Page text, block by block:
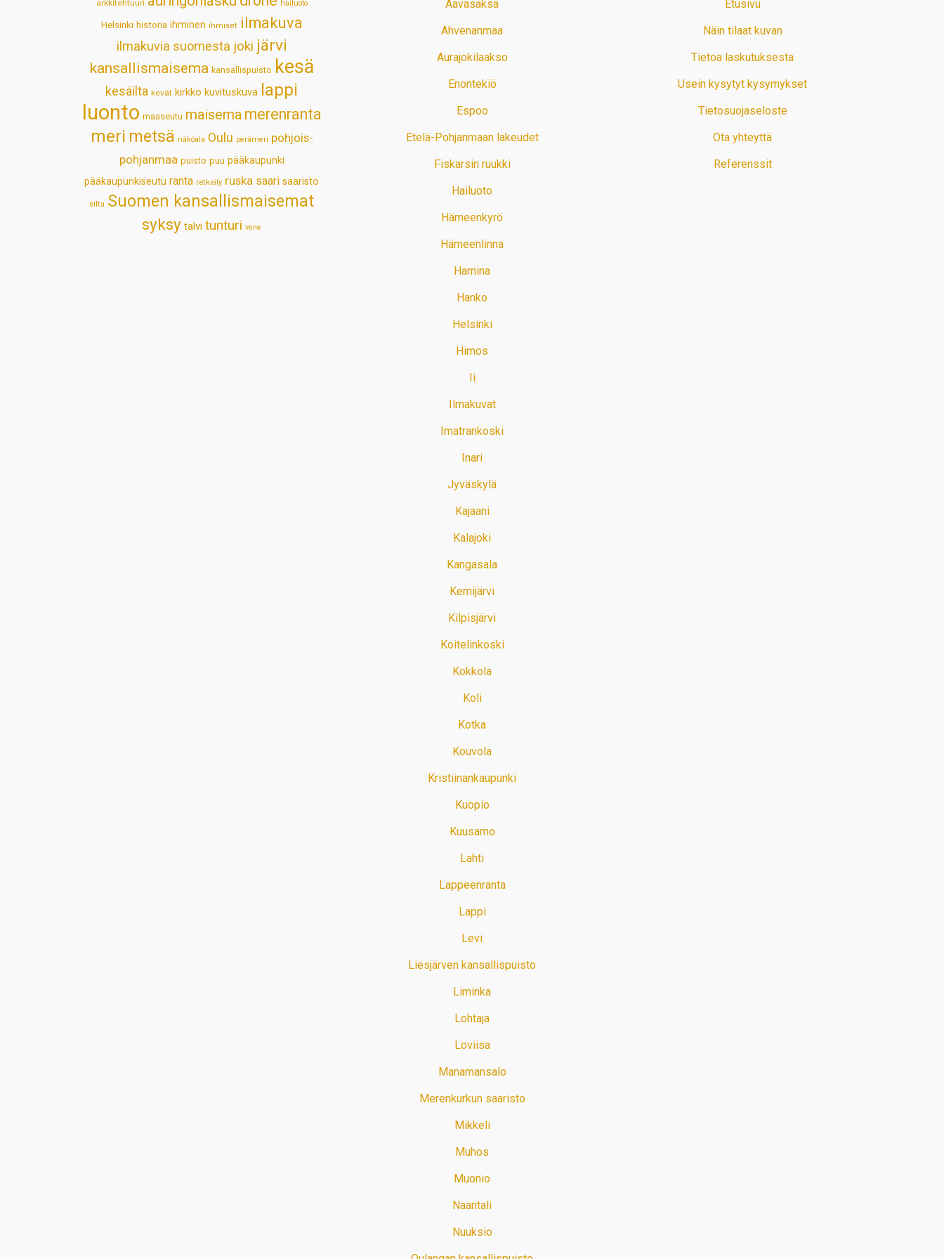
arkkitehtuuri hailuoto
Helsinki historia ihminen ihmiset ilmakuva
ilmakuvia suomesta joki järvi
kansallismaisema kansallispuisto kesä
kesäilta kevät kirkko kuvituskuva lappi
luonto maaseutu maisema merenranta
meri metsä näköala Oulu perämeri pohjois-
pohjanmaa puisto puu pääkaupunki
pääkaupunkiseutu ranta retkeily ruska saari saaristo
silta Suomen kansallismaisemat
syksy talvi tunturi vene
Aavasaksa
Ahvenanmaa
Aurajokilaakso
Enontekiö
Espoo
Etelä-Pohjanmaan lakeudet
Fiskarsin ruukki
Hailuoto
Hämeenkyrö
Hämeenlinna
Hamina
Hanko
Helsinki
Himos
Ii
Ilmakuvat
Imatrankoski
Inari
Jyväskylä
Kajaani
Kalajoki
Kangasala
Kemijärvi
Kilpisjärvi
Koitelinkoski
Kokkola
Koli
Kotka
Kouvola
Kristiinankaupunki
Kuopio
Kuusamo
Lahti
Lappeenranta
Lappi
Levi
Liesjärven kansallispuisto
Liminka
Lohtaja
Loviisa
Manamansalo
Merenkurkun saaristo
Mikkeli
Muhos
Muonio
Naantali
Nuuksio
Etusivu
Näin tilaat kuvan
Tietoa laskutuksesta
Usein kysytyt kysymykset
Tietosuojaseloste
Ota yhteyttä
Referenssit